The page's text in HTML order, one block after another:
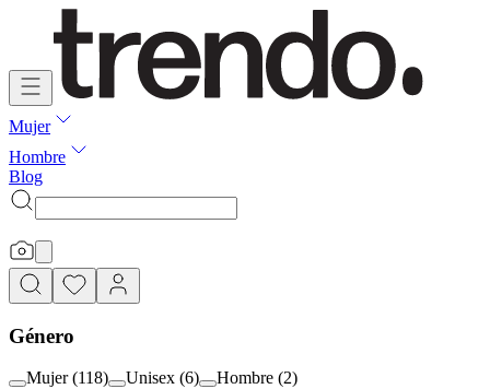
Mujer
Hombre
Blog
Género
Mujer (118) Unisex (6) Hombre (2)